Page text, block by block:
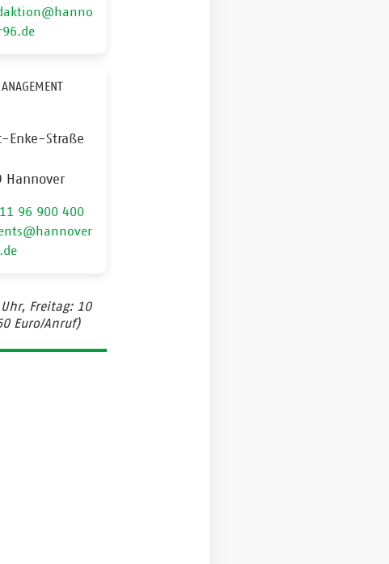
Enke-Straße
Hannover
96 900 400
Freitag: 10
Euro/Anruf)